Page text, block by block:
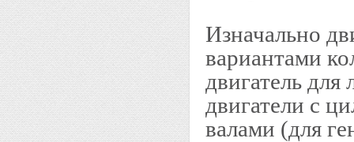
Изначально
вариантами
двигатель
двигатели с
валами (для